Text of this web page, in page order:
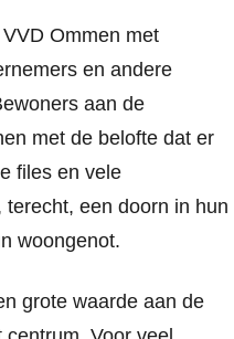
Ommen met
en andere
aan de
met de belofte dat er
files en vele
een doorn in hun
woongenot.
grote waarde aan de